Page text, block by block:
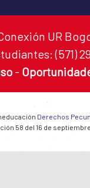
UR
(571)
-
Derechos
58 del 16 de